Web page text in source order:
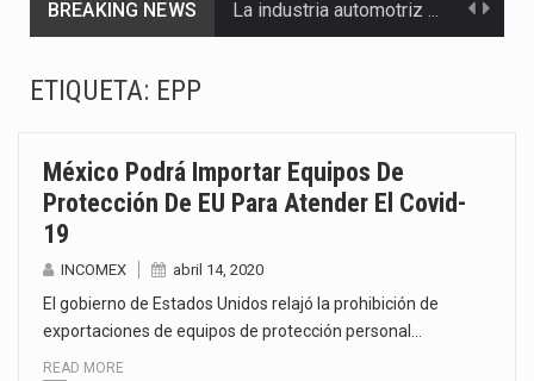
BREAKING NEWS
ETIQUETA: EPP
México Podrá Importar Equipos De
Protección De EU Para Atender El Covid-
19
INCOMEX abril 14, 2020
El gobierno de Estados Unidos relajó la prohibición de
exportaciones de equipos de protección personal…
READ MORE